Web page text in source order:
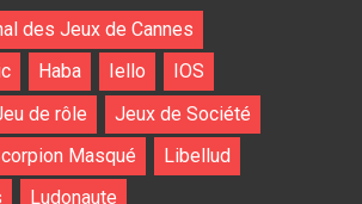
des Jeux de Cannes
Haba Iello
IOS
de rôle
Jeux de Société
Masqué
Libellud
Ludonaute